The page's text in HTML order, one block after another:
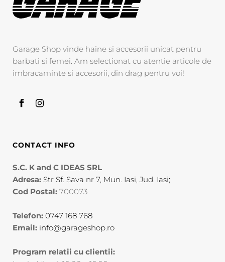
Garage Shop vinde haine si accesorii unicat pentru
barbati si femei. Am selectionat cu atentie articole de
imbracaminte si accesorii, din drag pentru voi!
CONTACT INFO
S.C. K and C IDEAS SRL
Adresa: Str Sf. Sava nr 7, Mun. Iasi, Jud. Iasi;
Cod Postal: 700073
Telefon: 0747 168 768
Email: info@garageshop.ro
Program relatii cu clientii: